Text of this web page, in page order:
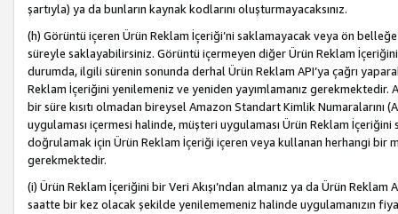
şartıyla) ya da bunların kaynak kodlarını oluşturmayacaksınız.
(h) Görüntü içeren Ürün Reklam İçeriği’ni saklamayacak veya ön
süreyle saklayabilirsiniz. Görüntü içermeyen diğer Ürün Reklam
durumda, ilgili sürenin sonunda derhal Ürün Reklam API’ya çağrı
Reklam İçeriğini yenilemeniz ve yeniden yayımlamanız gerekmektedir.
bir süre kısıtı olmadan bireysel Amazon Standart Kimlik Numaralarını
uygulaması içermesi halinde, müşteri uygulaması Ürün Reklam
doğrulamak için Ürün Reklam İçeriği içeren veya kullanan herhangi bir
gerekmektedir.
(i) Ürün Reklam İçeriğini bir Veri Akışı’ndan almanız ya da Ürün
saatte bir kez olacak şekilde yenilememeniz halinde uygulamanızın